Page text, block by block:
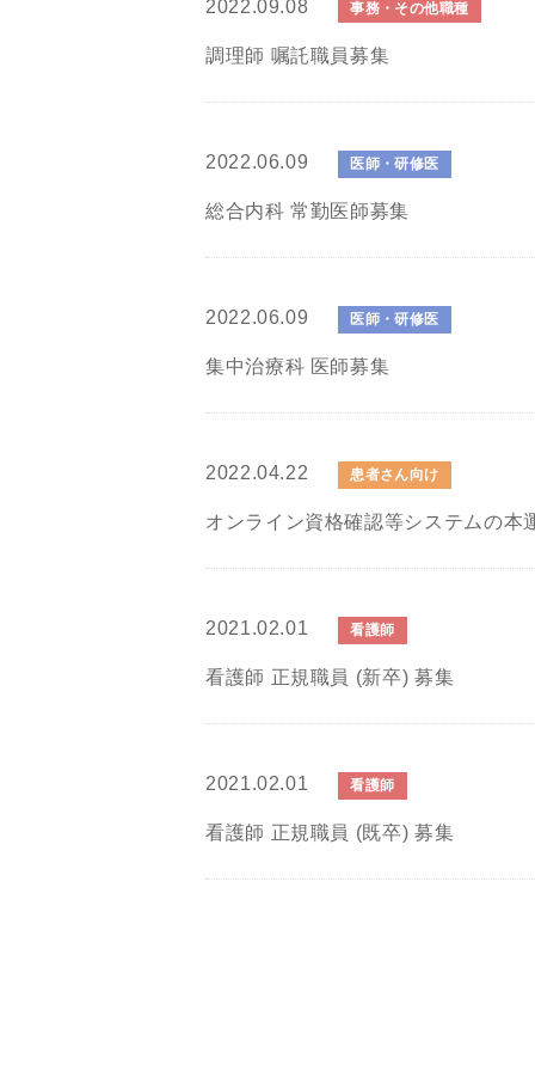
2022.09.08 事務・その他職種
調理師 嘱託職員募集
2022.06.09 医師・研修医
総合内科 常勤医師募集
2022.06.09 医師・研修医
集中治療科 医師募集
2022.04.22 患者さん向け
オンライン資格確認等システムの本
2021.02.01 看護師
看護師 正規職員 (新卒) 募集
2021.02.01 看護師
看護師 正規職員 (既卒) 募集